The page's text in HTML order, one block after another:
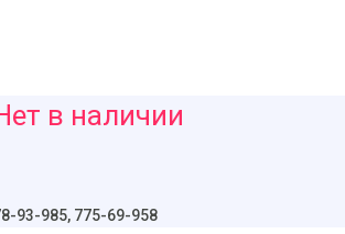
в наличии
93-985, 775-69-958